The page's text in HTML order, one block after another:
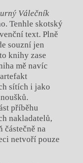
Válečník
Tenhle skotský
text. Plně
souzní jen
knihy zase
mě navíc
sítích i jako
příběhu
nakladatelů,
částečně na
netvoří pouze